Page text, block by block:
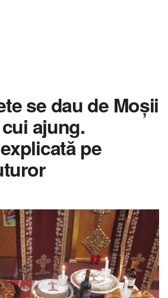
se dau de Moșii
ajung.
pe